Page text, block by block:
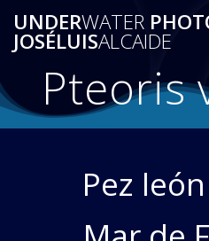
al
UNDERWATER
JOSÉLUISALCAIDE
Pteoris
Pez